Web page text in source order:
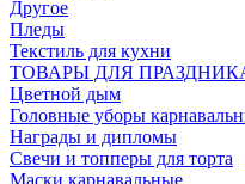
Другое
Пледы
Текстиль для кухни
ТОВАРЫ ДЛЯ
Цветной дым
Головные уборы
Награды и дипломы
Свечи и топперы для торта
Маски карнавальные